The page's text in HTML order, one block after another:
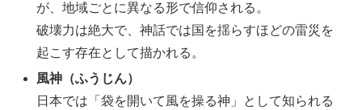
が、地域ごとに異なる形で信仰される。
破壊力は絶大で、神話では国を揺らすほどの雷災を
起こす存在として描かれる。
風神（ふうじん）
日本では「袋を開いて風を操る神」として知られる